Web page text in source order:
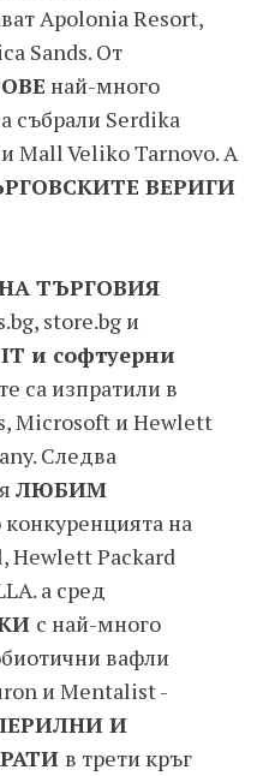
Apolonia Resort,
Sands. От
най-много
събрали Serdika
Mall Veliko Tarnovo. А
ВЕРИГИ
ТЪРГОВИЯ
store.bg и
IT и софтуерни
са изпратили в
Microsoft и Hewlett
Следва
ЛЮБИМ
конкуренцията на
Hewlett Packard
а сред
с най-много
вафли
и Mentalist -
И
в трети кръг